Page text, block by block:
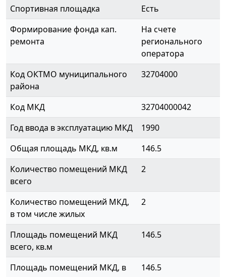
Спортивная площадка
Есть
Формирование фонда кап.
ремонта
На счете
регионального
оператора
Код ОКТМО муниципального
района
32704000
Код МКД
32704000042
Год ввода в эксплуатацию МКД
1990
Общая площадь МКД, кв.м
146.5
Количество помещений МКД
всего
2
Количество помещений МКД,
в том числе жилых
2
Площадь помещений МКД
всего, кв.м
146.5
Площадь помещений МКД, в
146.5